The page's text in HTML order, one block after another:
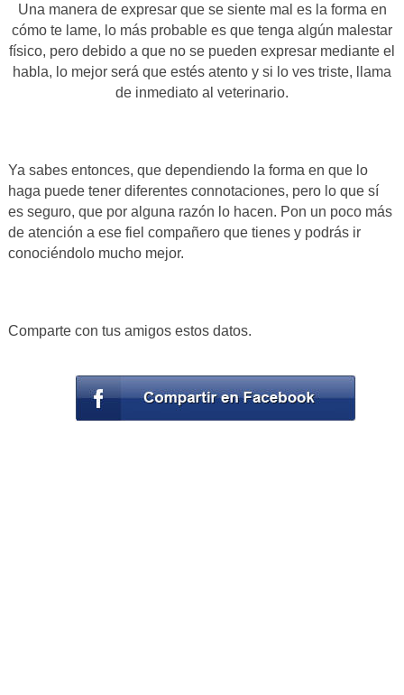
Una manera de expresar que se siente mal es la forma en
cómo te lame, lo más probable es que tenga algún malestar
físico, pero debido a que no se pueden expresar mediante el
habla, lo mejor será que estés atento y si lo ves triste, llama
de inmediato al veterinario.
Ya sabes entonces, que dependiendo la forma en que lo
haga puede tener diferentes connotaciones, pero lo que sí
es seguro, que por alguna razón lo hacen. Pon un poco más
de atención a ese fiel compañero que tienes y podrás ir
conociéndolo mucho mejor.
Comparte con tus amigos estos datos.